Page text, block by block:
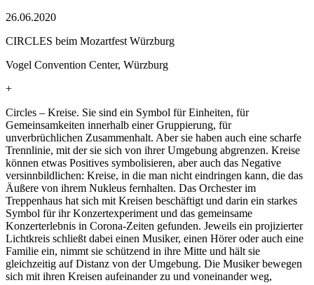
26.06.2020
CIRCLES beim Mozartfest Würzburg
Vogel Convention Center, Würzburg
+
Circles – Kreise. Sie sind ein Symbol für Einheiten, für
Gemeinsamkeiten innerhalb einer Gruppierung, für
unverbrüchlichen Zusammenhalt. Aber sie haben auch eine scharfe
Trennlinie, mit der sie sich von ihrer Umgebung abgrenzen. Kreise
können etwas Positives symbolisieren, aber auch das Negative
versinnbildlichen: Kreise, in die man nicht eindringen kann, die das
Äußere von ihrem Nukleus fernhalten. Das Orchester im
Treppenhaus hat sich mit Kreisen beschäftigt und darin ein starkes
Symbol für ihr Konzertexperiment und das gemeinsame
Konzerterlebnis in Corona-Zeiten gefunden. Jeweils ein projizierter
Lichtkreis schließt dabei einen Musiker, einen Hörer oder auch eine
Familie ein, nimmt sie schützend in ihre Mitte und hält sie
gleichzeitig auf Distanz von der Umgebung. Die Musiker bewegen
sich mit ihren Kreisen aufeinander zu und voneinander weg,